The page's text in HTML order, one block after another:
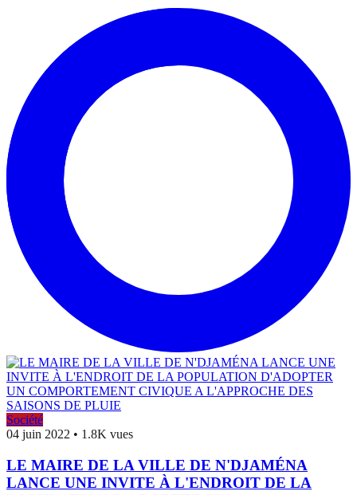
Société
04 juin 2022 • 1.8K vues
LE MAIRE DE LA VILLE DE N'DJAMÉNA
LANCE UNE INVITE À L'ENDROIT DE LA